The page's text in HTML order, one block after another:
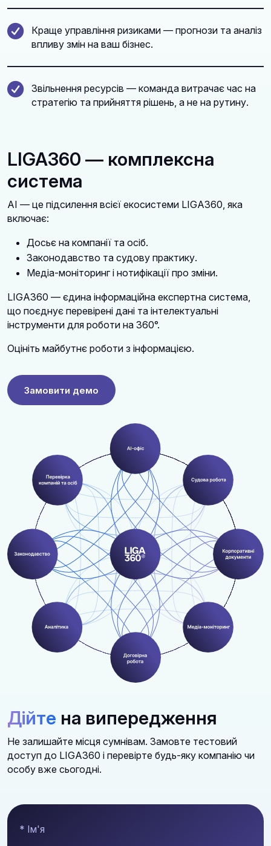
Краще управління ризиками — прогнози та аналіз
впливу змін на ваш бізнес.
Звільнення ресурсів — команда витрачає час на
стратегію та прийняття рішень, а не на рутину.
LIGA360 — комплексна
система
AI — це підсилення всієї екосистеми LIGA360, яка
включає:
Досьє на компанії та осіб.
Законодавство та судову практику.
Медіа-моніторинг і нотифікації про зміни.
LIGA360 — єдина інформаційна експертна система,
що поєднує перевірені дані та інтелектуальні
інструменти для роботи на 360°.
Оцініть майбутнє роботи з інформацією.
Замовити демо
Дійте на випередження
Не залишайте місця сумнівам. Замовте тестовий
доступ до LIGA360 і перевірте будь-яку компанію чи
особу вже сьогодні.
* Ім'я